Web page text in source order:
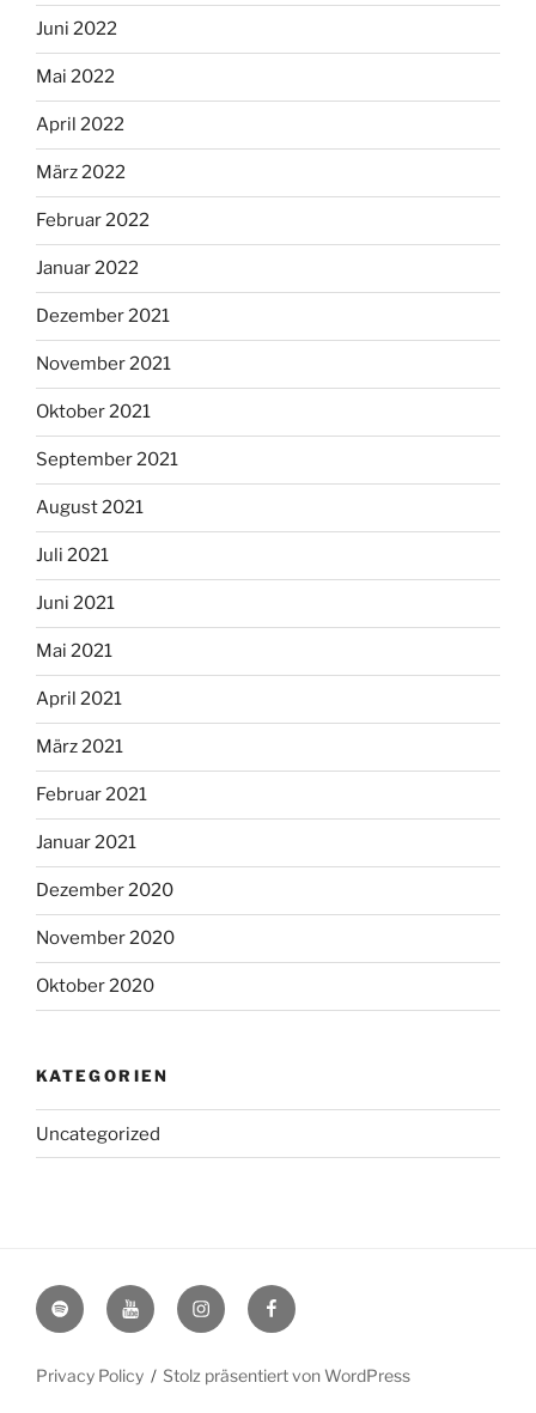
Juni 2022
Mai 2022
April 2022
März 2022
Februar 2022
Januar 2022
Dezember 2021
November 2021
Oktober 2021
September 2021
August 2021
Juli 2021
Juni 2021
Mai 2021
April 2021
März 2021
Februar 2021
Januar 2021
Dezember 2020
November 2020
Oktober 2020
KATEGORIEN
Uncategorized
Spotify YouTubeInstagramFacebook
Privacy Policy Stolz präsentiert von WordPress